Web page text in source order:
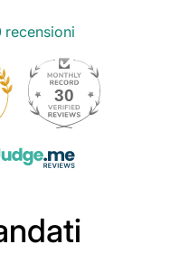
recensioni
30